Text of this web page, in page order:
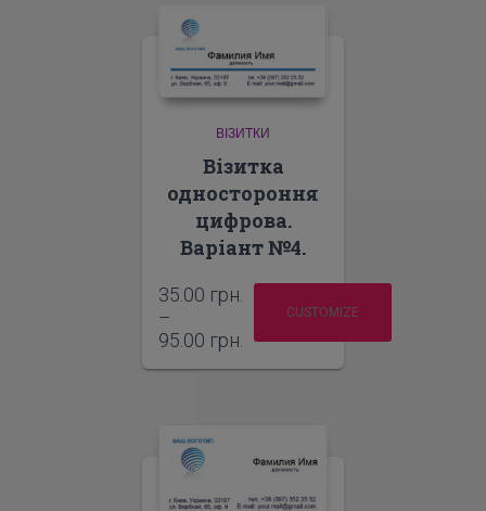
ВІЗИТКИ
Візитка
одностороння
цифрова.
Варіант №4.
35.00 грн.
–
95.00 грн.
CUSTOMIZE